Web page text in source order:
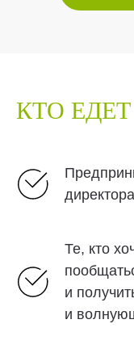
КТО ЕДЕТ
Те, кто
и
и